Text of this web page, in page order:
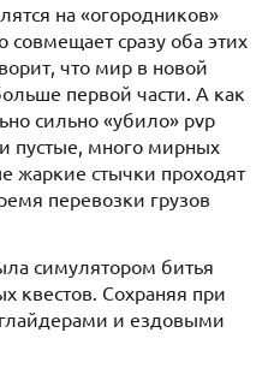
на «огородников»
совмещает сразу оба этих
что мир в новой
первой части. А как
сильно «убило» pvp
пустые, много мирных
жаркие стычки проходят
перевозки грузов
симулятором битья
квестов. Сохраняя при
и ездовыми